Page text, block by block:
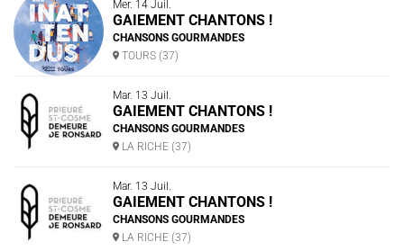
Mer. 14 Juil.
GAIEMENT CHANTONS !
CHANSONS GOURMANDES
TOURS (37)
Mar. 13 Juil.
GAIEMENT CHANTONS !
CHANSONS GOURMANDES
LA RICHE (37)
Mar. 13 Juil.
GAIEMENT CHANTONS !
CHANSONS GOURMANDES
LA RICHE (37)